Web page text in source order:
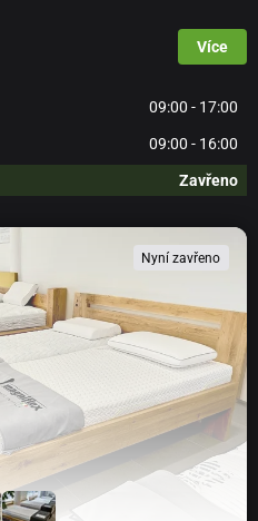
Více
09:00 - 17:00
09:00 - 16:00
Zavřeno
Nyní zavřeno